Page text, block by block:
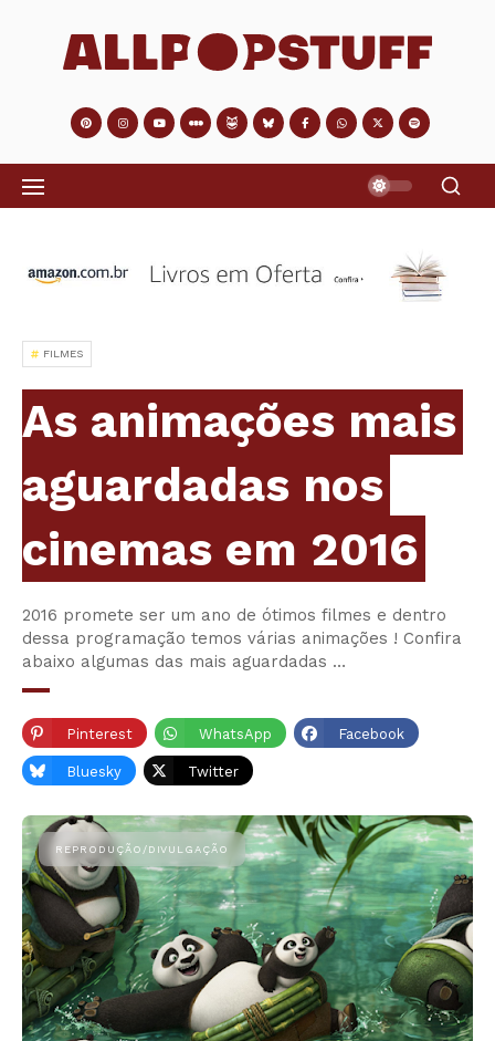
FILMES
As animações mais
aguardadas nos
cinemas em 2016
2016 promete ser um ano de ótimos filmes e dentro
dessa programação temos várias animações ! Confira
abaixo algumas das mais aguardadas …
Pinterest WhatsApp Facebook
Bluesky Twitter